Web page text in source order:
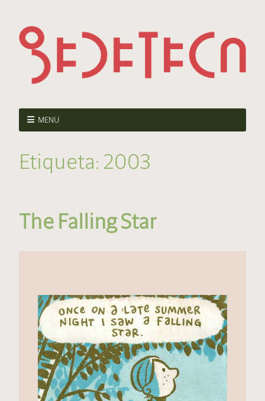
MENU
Etiqueta: 2003
The Falling Star